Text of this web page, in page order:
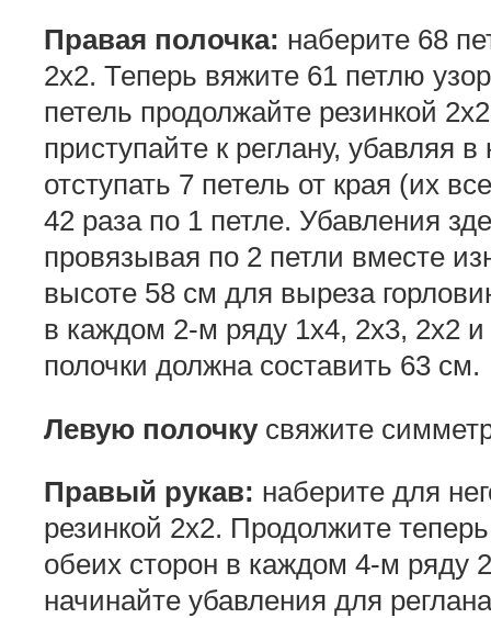
Правая полочка: наберите 68
2х2. Теперь вяжите 61 петлю
петель продолжайте резинкой
приступайте к реглану, убавляя
отступать 7 петель от края (их
42 раза по 1 петле. Убавления
провязывая по 2 петли вместе
высоте 58 см для выреза
в каждом 2-м ряду 1х4, 2х3, 2х2
полочки должна составить 63 см.
Левую полочкусвяжите
Правый рукав: наберите для
резинкой 2х2. Продолжите
обеих сторон в каждом 4-м ряду
начинайте убавления для